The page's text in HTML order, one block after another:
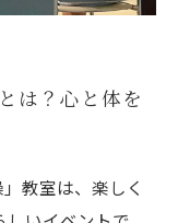
は？心と体を
教室は、楽しく